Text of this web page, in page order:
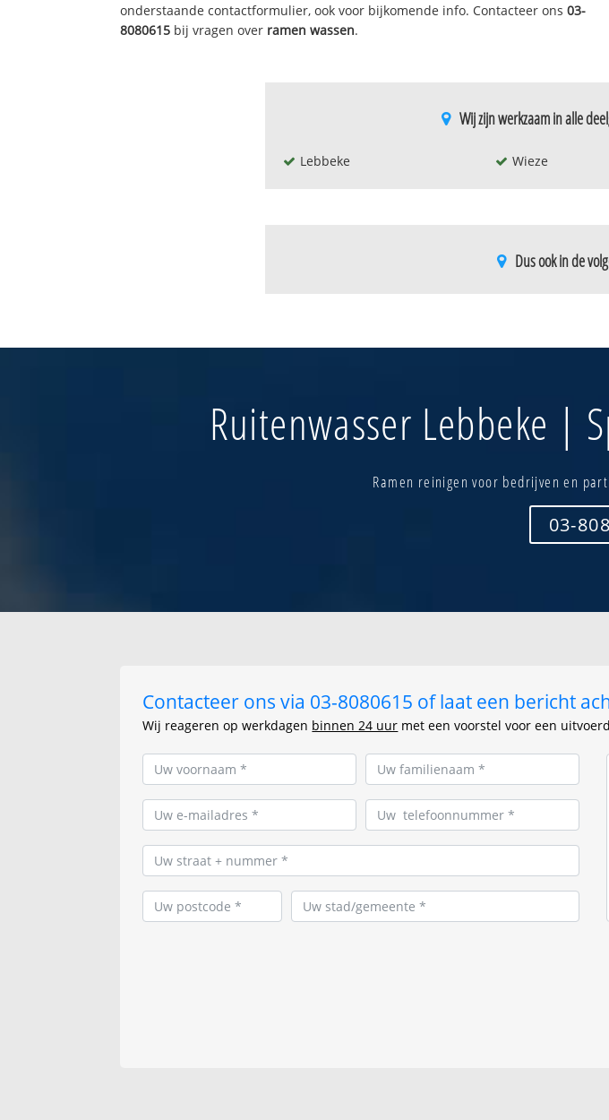
onderstaande contactformulier, ook voor bijkomende info. Contacteer ons03-
8080615 bij vragen over ramen wassen.
Wij zijn werkzaam in alle
Lebbeke Wieze
Dus ook in de
Fortstraat
Heizijde
Lebbeke-
Minnestraat
Ruitenwasser Lebbeke |
Ramen reinigen voor bedrijven en
03-
Contacteer ons via 03-8080615 of laat een bericht
Wij reageren op werkdagen binnen 24 uur met een voorstel voor een